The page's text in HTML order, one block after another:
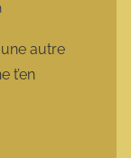
autre
t’en